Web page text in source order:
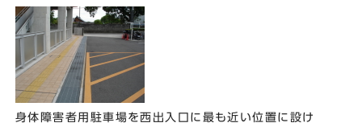
身体障害者用駐車場を西出入口に最も近い位置に設け